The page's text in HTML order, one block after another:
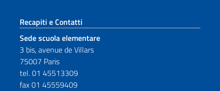
Sezione footer
Recapiti e Contatti
Sede scuola elementare
3 bis, avenue de Villars
75007 Paris
tel. 01 45513309
fax 01 45559409